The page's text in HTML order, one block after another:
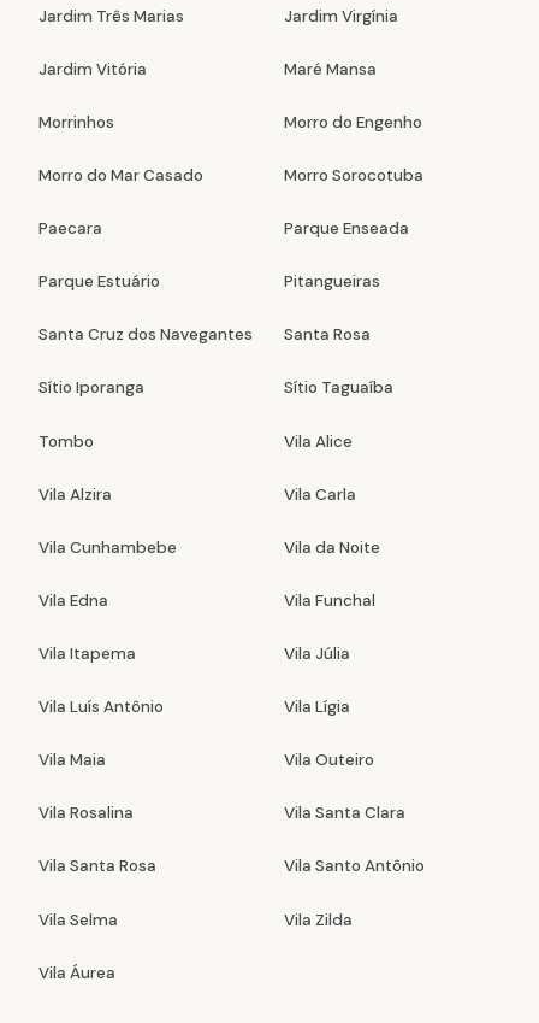
Jardim Três Marias Jardim Virgínia
Jardim Vitória Maré Mansa
Morrinhos Morro do Engenho
Morro do Mar Casado Morro Sorocotuba
Paecara Parque Enseada
Parque Estuário Pitangueiras
Santa Cruz dos Navegantes Santa Rosa
Sítio Iporanga Sítio Taguaíba
Tombo Vila Alice
Vila Alzira Vila Carla
Vila Cunhambebe Vila da Noite
Vila Edna Vila Funchal
Vila Itapema Vila Júlia
Vila Luís Antônio Vila Lígia
Vila Maia Vila Outeiro
Vila Rosalina Vila Santa Clara
Vila Santa Rosa Vila Santo Antônio
Vila Selma Vila Zilda
Vila Áurea